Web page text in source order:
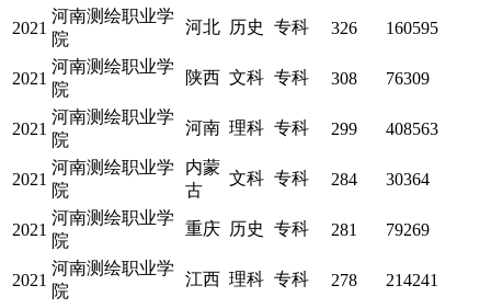
2021
河南测绘职业学
院
河北 历史 专科 326 160595
2021
河南测绘职业学
院
陕西 文科 专科 308 76309
2021
河南测绘职业学
院
河南 理科 专科 299 408563
2021
河南测绘职业学
院
内蒙
古
文科 专科 284 30364
2021
河南测绘职业学
院
重庆 历史 专科 281 79269
2021
河南测绘职业学
院
江西 理科 专科 278 214241